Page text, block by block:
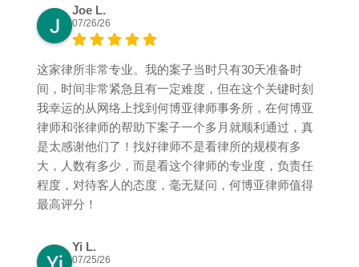
Joe L.
07/26/26
这家律所非常专业。我的案子当时只有30天准备时
间，时间非常紧急且有一定难度，但在这个关键时刻
我幸运的从网络上找到何博亚律师事务所，在何博亚
律师和张律师的帮助下案子一个多月就顺利通过，真
是太感谢他们了！找好律师不是看律所的规模有多
大，人数有多少，而是看这个律师的专业度，负责任
程度，对待客人的态度，毫无疑问，何博亚律师值得
最高评分！
Yi L.
07/25/26